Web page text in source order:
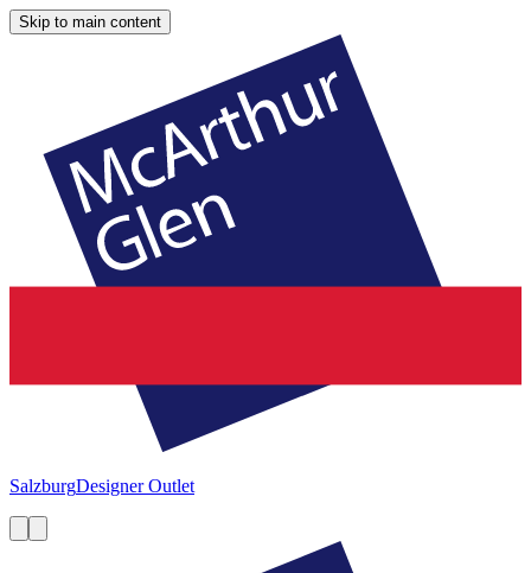
Skip to main content
SalzburgDesigner Outlet